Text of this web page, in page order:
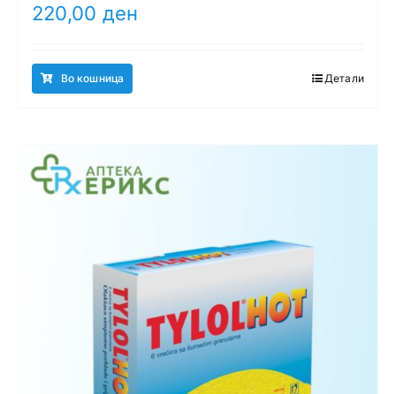
220,00 ден
Во кошница Детали